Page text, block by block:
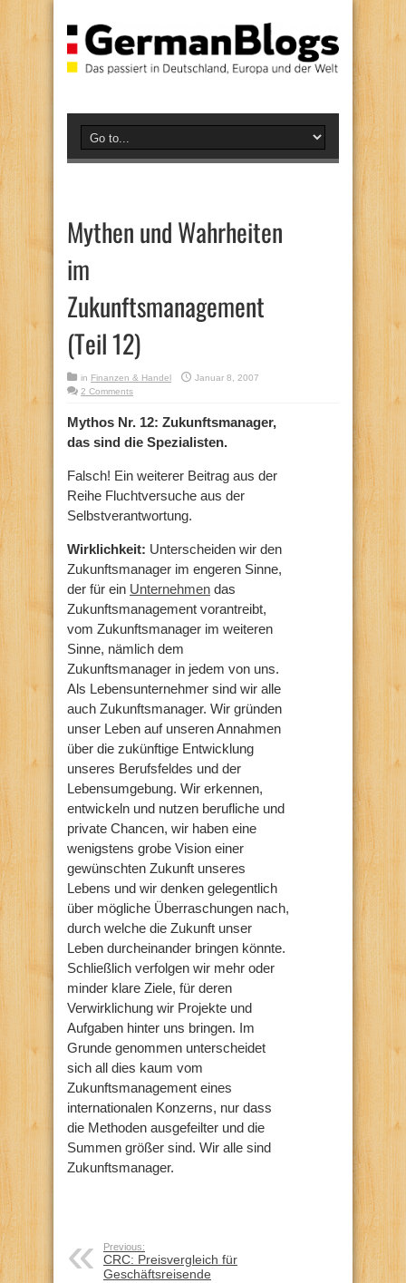
Mythen und Wahrheiten
im
Zukunftsmanagement
(Teil 12)
in Finanzen & Handel
Januar 8, 2007
2 Comments
Mythos Nr. 12: Zukunftsmanager,
das sind die Spezialisten.
Falsch! Ein weiterer Beitrag aus der
Reihe Fluchtversuche aus der
Selbstverantwortung.
Wirklichkeit: Unterscheiden wir den
Zukunftsmanager im engeren Sinne,
der für ein Unternehmen das
Zukunftsmanagement vorantreibt,
vom Zukunftsmanager im weiteren
Sinne, nämlich dem
Zukunftsmanager in jedem von uns.
Als Lebensunternehmer sind wir alle
auch Zukunftsmanager. Wir gründen
unser Leben auf unseren Annahmen
über die zukünftige Entwicklung
unseres Berufsfeldes und der
Lebensumgebung. Wir erkennen,
entwickeln und nutzen berufliche und
private Chancen, wir haben eine
wenigstens grobe Vision einer
gewünschten Zukunft unseres
Lebens und wir denken gelegentlich
über mögliche Überraschungen nach,
durch welche die Zukunft unser
Leben durcheinander bringen könnte.
Schließlich verfolgen wir mehr oder
minder klare Ziele, für deren
Verwirklichung wir Projekte und
Aufgaben hinter uns bringen. Im
Grunde genommen unterscheidet
sich all dies kaum vom
Zukunftsmanagement eines
internationalen Konzerns, nur dass
die Methoden ausgefeilter und die
Summen größer sind. Wir alle sind
Zukunftsmanager.
Previous:
CRC: Preisvergleich für
Geschäftsreisende